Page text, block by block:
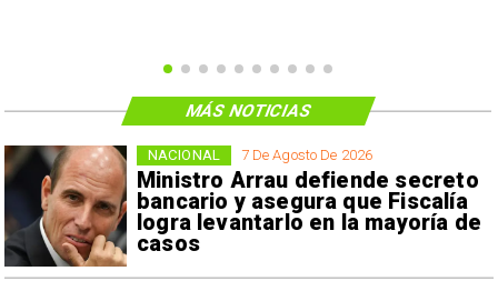
7 De Agosto De 2026
Ministro Arrau defiende secreto
bancario y asegura que Fiscalía
logra levantarlo en la mayoría de
casos
NACIONAL
MÁS NOTICIAS